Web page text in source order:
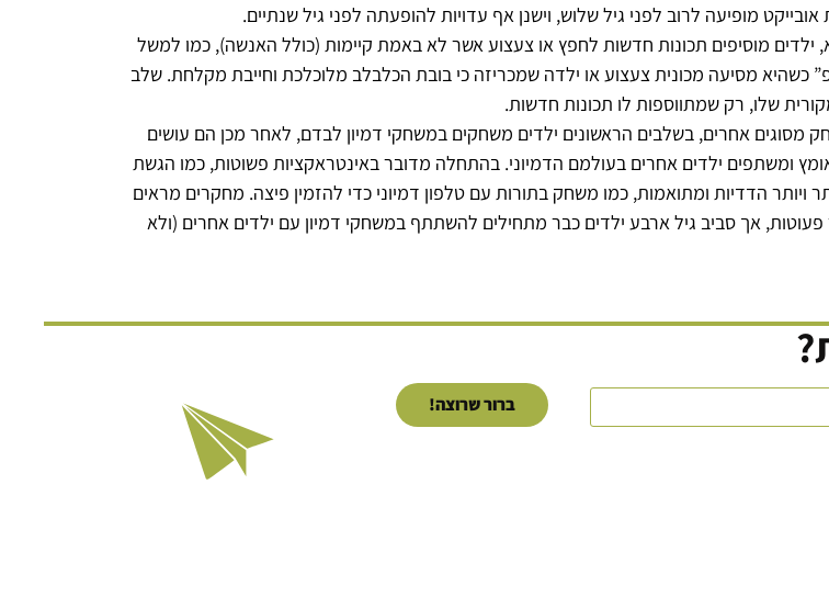
מופיעה לרוב לפני גיל שלוש, וישנן אף עדויות להופעתה לפני גיל שנתיים.
ילדים מוסיפים תכונות חדשות לחפץ או צעצוע אשר לא באמת קיימות (כולל האנשה), כמו למשל
כשהיא מסיעה מכונית צעצוע או ילדה שמכריזה כי בובת הכלבלב מלוכלכת וחייבת מקלחת. שלב
שלו, רק שמתווספות לו תכונות חדשות.
מסוגים אחרים, בשלבים הראשונים ילדים משחקים במשחקי דמיון לבדם, לאחר מכן הם עושים
ומשתפים ילדים אחרים בעולמם הדמיוני. בהתחלה מדובר באינטראקציות פשוטות, כמו הגשת
ויותר הדדיות ומתואמות, כמו משחק בתורות עם טלפון דמיוני כדי להזמין פיצה. מחקרים מראים
אך סביב גיל ארבע ילדים כבר מתחילים להשתתף במשחקי דמיון עם ילדים אחרים (ולא
ברור שרוצה!